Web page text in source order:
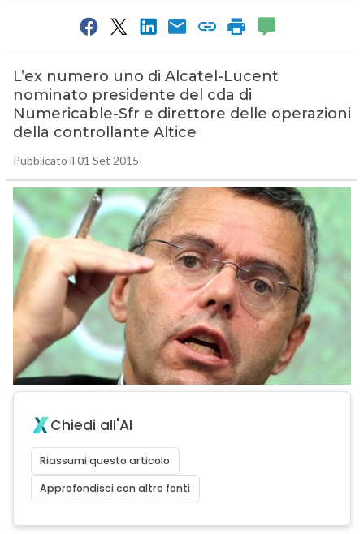
L’ex numero uno di Alcatel-Lucent
nominato presidente del cda di
Numericable-Sfr e direttore delle operazioni
della controllante Altice
Pubblicato il 01 Set 2015
Chiedi all'AI
Riassumi questo articolo
Approfondisci con altre fonti